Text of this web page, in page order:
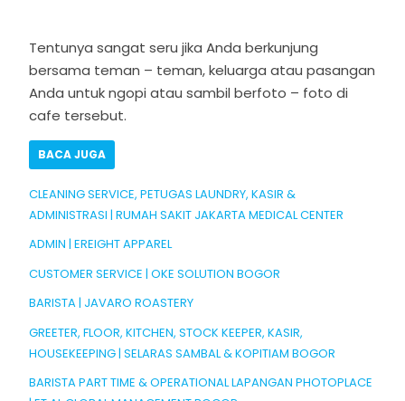
Tentunya sangat seru jika Anda berkunjung
bersama teman – teman, keluarga atau pasangan
Anda untuk ngopi atau sambil berfoto – foto di
cafe tersebut.
BACA JUGA
CLEANING SERVICE, PETUGAS LAUNDRY, KASIR &
ADMINISTRASI | RUMAH SAKIT JAKARTA MEDICAL CENTER
ADMIN | EREIGHT APPAREL
CUSTOMER SERVICE | OKE SOLUTION BOGOR
BARISTA | JAVARO ROASTERY
GREETER, FLOOR, KITCHEN, STOCK KEEPER, KASIR,
HOUSEKEEPING | SELARAS SAMBAL & KOPITIAM BOGOR
BARISTA PART TIME & OPERATIONAL LAPANGAN PHOTOPLACE